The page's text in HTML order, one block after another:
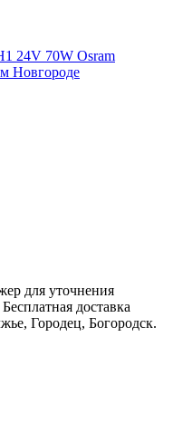
для уточнения
доставка
Городец, Богородск.